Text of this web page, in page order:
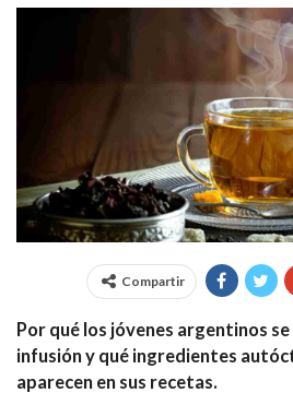
Compartir
Por qué los jóvenes argentinos
infusión y qué ingredientes
aparecen en sus recetas.